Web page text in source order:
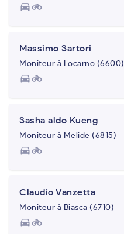
directions_carmotorcycle
Massimo Sartori
Moniteur à Locarno (6600)
directions_carmotorcycle
Sasha aldo Kueng
Moniteur à Melide (6815)
directions_carmotorcycle
Claudio Vanzetta
Moniteur à Biasca (6710)
directions_carmotorcycle